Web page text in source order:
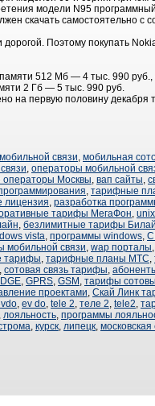
модели N95
скачать самостоятельно с
Поэтому покупать
512 Мб — 4 тыс. 990
2 Гб — 5 тыс. 990 руб.
на первую половину декабря
связи, мобильная
, операторы мобильной
Москвы, вап сайты,
, тарифные
лицензия, разработка
тарифы МегаФон, unix
, безлимитные тарифы
vista, программы windows,
мобильной связи, wap порталы,
тарифы, тарифные планы МТС,
, сотовая связь тарифы,
, GPRS, GSM , тарифы
проектами, Скай Линк
, ev do, tele 2, теле 2, tele2,
лояльность, программы
, курск, липецк, московская